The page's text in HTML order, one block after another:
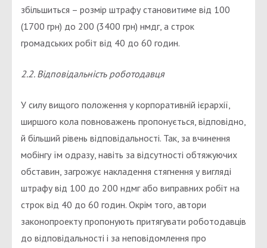
збільшиться – розмір штрафу становитиме від 100
(1700 грн) до 200 (3400 грн) нмдг, а строк
громадських робіт від 40 до 60 годин.
2.2. Відповідальність роботодавця
У силу вищого положення у корпоративній ієрархії,
ширшого кола повноважень пропонується, відповідно,
й більший рівень відповідальності. Так, за вчинення
мобінгу їм одразу, навіть за відсутності обтяжуючих
обставин, загрожує накладення стягнення у вигляді
штрафу від 100 до 200 ндмг або виправних робіт на
строк від 40 до 60 годин. Окрім того, автори
законопроекту пропонують притягувати роботодавців
до відповідальності і за неповідомлення про